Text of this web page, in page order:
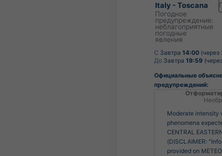
Italy - Toscana
Погодное
предупреждение:
неблагоприятные
погодные
явления
С Завтра 14:00 (через
До Завтра 19:59
Официальные
предупреждений:
Moderate intensity
phenomena
CENTRAL
(DISCLAIMER:
provided on